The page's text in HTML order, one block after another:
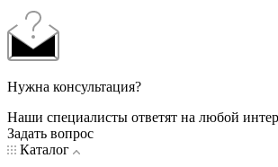
Нужна консультация?
Наши специалисты ответят на любой
Задать вопрос
Каталог